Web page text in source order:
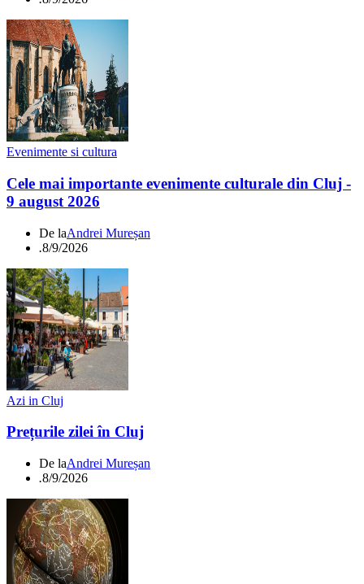
Evenimente si cultura
Cele mai importante evenimente culturale din Cluj -
9 august 2026
De laAndrei Mureșan
.8/9/2026
Azi in Cluj
Prețurile zilei în Cluj
De laAndrei Mureșan
.8/9/2026